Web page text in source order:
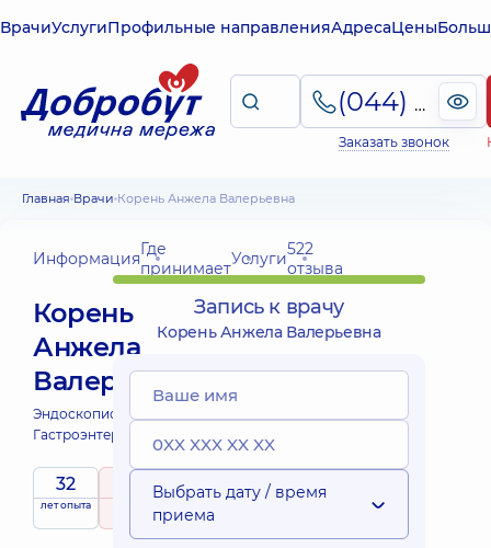
ВрачиУслугиПрофильные направленияАдресаЦены
(044) 495-2-888
Заказать звонок
Главная Врачи Корень Анжела Валерьевна
ИнформацияГде
принимаетУслуги522
отзыва
Корень
Анжела
Валерьевна
Эндоскопист;
Гастроэнтеролог;
32
лет опыта
5 / 5
на основе
522 отзыва
Запись к врачу
Корень Анжела Валерьевна
Выбрать дату / время
приема